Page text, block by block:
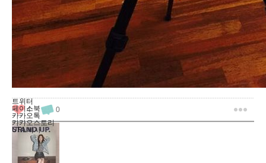
4 0
트위터
페이스북
카카오톡
카카오스토리
URL복사